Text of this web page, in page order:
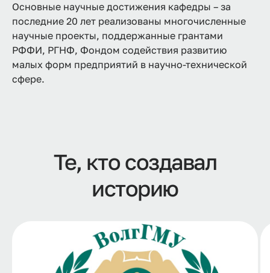
Основные научные достижения кафедры – за
последние 20 лет реализованы многочисленные
научные проекты, поддержанные грантами
РФФИ, РГНФ, Фондом содействия развитию
малых форм предприятий в научно-технической
сфере.
Те, кто создавал
историю